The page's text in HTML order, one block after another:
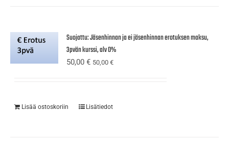
Suojattu: Jäsenhinnan ja ei jäsenhinnan erotuksen maksu,
3pvän kurssi, alv 0%
50,00€ 50,00€
Lisää ostoskoriin Lisätiedot